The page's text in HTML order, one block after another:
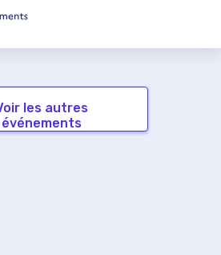
les autres
événements